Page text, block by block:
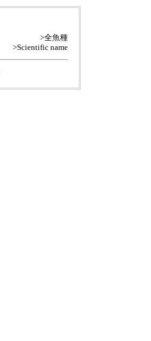
>全魚種
>Scientific name